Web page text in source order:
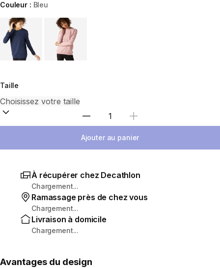
Couleur : Bleu
Choose a variant
Taille
Sélectionnez la quantité
Ajouter au panier
À récupérer chez Decathlon
Chargement...
Ramassage près de chez vous
Chargement...
Livraison à domicile
Chargement...
Avantages du design